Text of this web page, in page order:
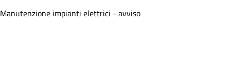
Manutenzione impianti elettrici - avviso